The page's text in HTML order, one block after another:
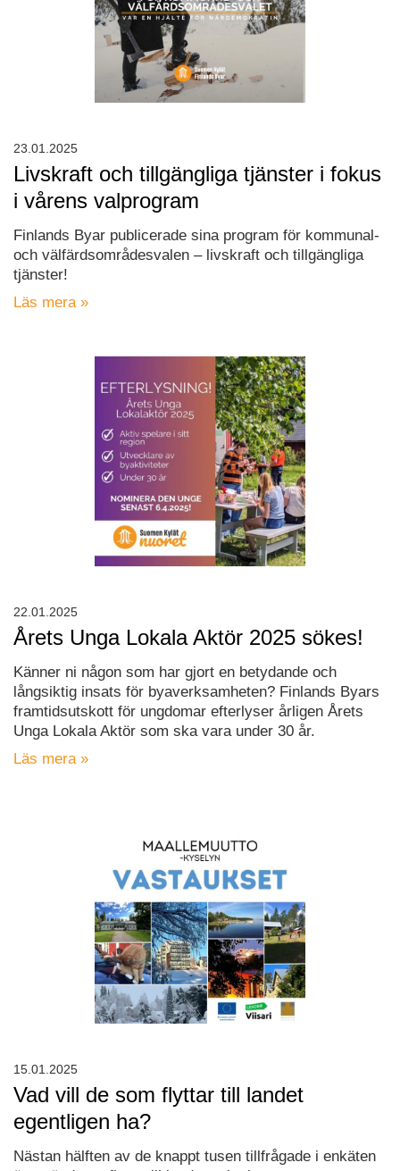
Livskraft och tillgängliga tjänster i fokus
i vårens valprogram
Finlands Byar publicerade sina program för kommunal-
och välfärdsområdesvalen – livskraft och tillgängliga
tjänster!
Läs mera »
23.01.2025
Årets Unga Lokala Aktör 2025 sökes!
Känner ni någon som har gjort en betydande och
långsiktig insats för byaverksamheten? Finlands Byars
framtidsutskott för ungdomar efterlyser årligen Årets
Unga Lokala Aktör som ska vara under 30 år.
Läs mera »
22.01.2025
Vad vill de som flyttar till landet
egentligen ha?
Nästan hälften av de knappt tusen tillfrågade i enkäten
15.01.2025